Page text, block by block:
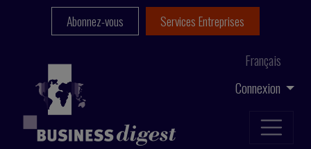
Connexion
Français
Abonnez-vous Services Entreprises